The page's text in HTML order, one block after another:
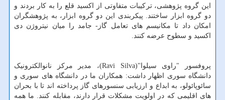
این گروه پژوهشی، ترکیبات متفاوتی از اکسید قلع را به کار بردند و
دو گروه ابزار ساختند. پیکربندی این دو گروه ابزار، به پژوهشگران
امکان داد تا مکانیسم های تعامل گاز- جامد را میان نیتروژن دی
اکسید و سطوح عرضه کنند.
پروفسور "راوی سیلوا"(Ravi Silva)، مدیر مرکز نانوالکترونیک
دانشگاه سوری اظهار داشت: همکاران ما در دانشگاه های سوری و
سائوپائولو، به ابداع و ارزیابی سنسورهای گاز پرداخته اند تا با بحران
های اقلیمی که در اولویت مشکلات قرار دارند، مقابله کنند. ما همه